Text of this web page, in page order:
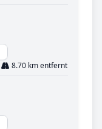
8.70 km entfernt